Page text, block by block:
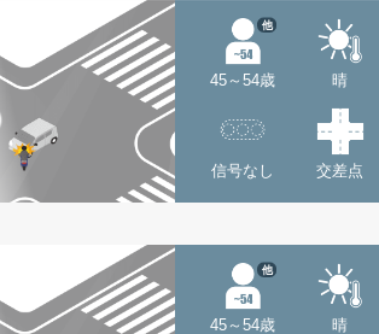
45～54歳
他
晴
信号なし 交差点
45～54歳
他
晴